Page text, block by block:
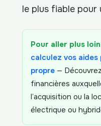
le plus fiable
Pour aller plus loin
calculez vos aides
propre —
financières
l’acquisition ou la
électrique ou